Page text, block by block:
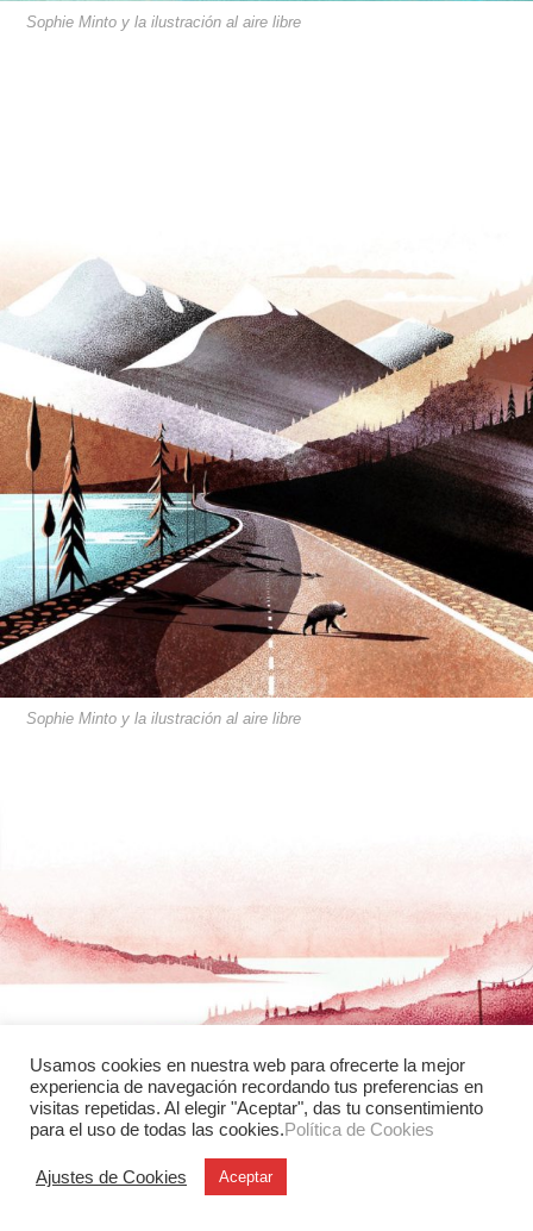
Sophie Minto y la ilustración al aire libre
Sophie Minto y la ilustración al aire libre
Usamos cookies en nuestra web para ofrecerte la mejor
experiencia de navegación recordando tus preferencias en
visitas repetidas. Al elegir "Aceptar", das tu consentimiento
para el uso de todas las cookies.Política de Cookies
Ajustes de Cookies Aceptar